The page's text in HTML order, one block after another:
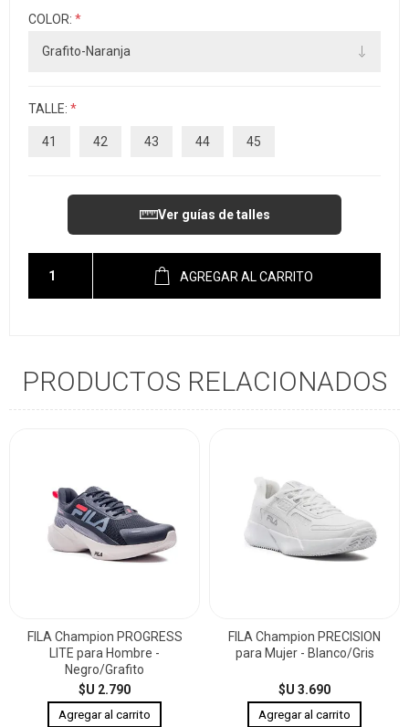
COLOR: *
TALLE: *
41 42 43 44 45
Ver guías de talles
AGREGAR AL CARRITO
PRODUCTOS RELACIONADOS
FILA Champion PROGRESS
LITE para Hombre -
Negro/Grafito
$U 2.790
FILA Champion PRECISION
para Mujer - Blanco/Gris
$U 3.690